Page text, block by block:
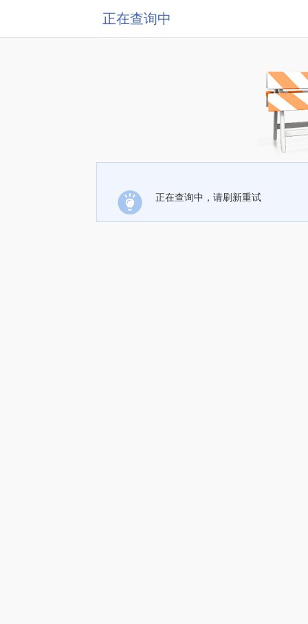
正在查询中
正在查询中，请刷新重试